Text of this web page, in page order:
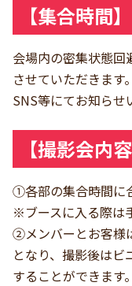
【集合時間】
会場内の密集状態回
させていただきます
SNS等にてお知らせ
【撮影会内容
①各部の集合時間に
※ブースに入る際は
②メンバーとお客様
となり、撮影後は
することができます。